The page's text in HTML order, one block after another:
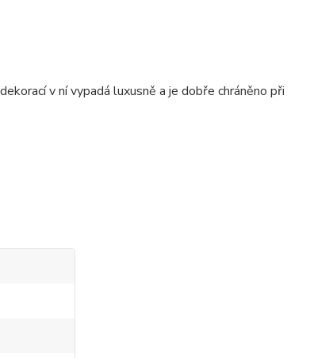
v ní vypadá luxusně a je dobře chráněno při